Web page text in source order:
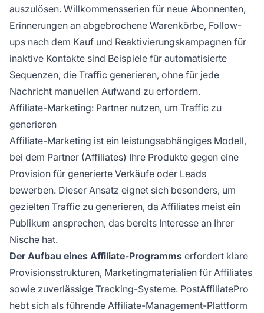
auszulösen. Willkommensserien für neue Abonnenten,
Erinnerungen an abgebrochene Warenkörbe, Follow-
ups nach dem Kauf und Reaktivierungskampagnen für
inaktive Kontakte sind Beispiele für automatisierte
Sequenzen, die Traffic generieren, ohne für jede
Nachricht manuellen Aufwand zu erfordern.
Affiliate-Marketing: Partner nutzen, um Traffic zu
generieren
Affiliate-Marketing ist ein leistungsabhängiges Modell,
bei dem Partner (Affiliates) Ihre Produkte gegen eine
Provision für generierte Verkäufe oder Leads
bewerben. Dieser Ansatz eignet sich besonders, um
gezielten Traffic zu generieren, da Affiliates meist ein
Publikum ansprechen, das bereits Interesse an Ihrer
Nische hat.
Der Aufbau eines Affiliate-Programms erfordert klare
Provisionsstrukturen, Marketingmaterialien für Affiliates
sowie zuverlässige Tracking-Systeme. PostAffiliatePro
hebt sich als führende Affiliate-Management-Plattform